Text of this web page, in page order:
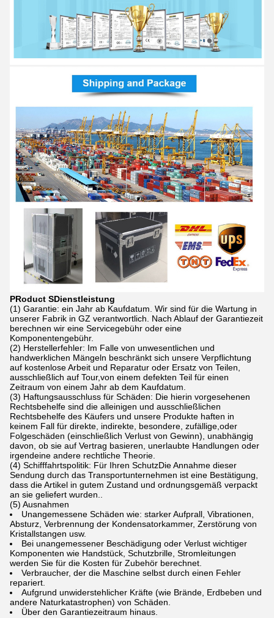
PRoduct SDienstleistung
(1) Garantie: ein Jahr ab Kaufdatum. Wir sind für die Wartung in
unserer Fabrik in GZ verantwortlich. Nach Ablauf der Garantiezeit
berechnen wir eine Servicegebühr oder eine
Komponentengebühr.
(2) Herstellerfehler: Im Falle von unwesentlichen und
handwerklichen Mängeln beschränkt sich unsere Verpflichtung
auf kostenlose Arbeit und Reparatur oder Ersatz von Teilen,
ausschließlich auf Tour,von einem defekten Teil für einen
Zeitraum von einem Jahr ab dem Kaufdatum.
(3) Haftungsausschluss für Schäden: Die hierin vorgesehenen
Rechtsbehelfe sind die alleinigen und ausschließlichen
Rechtsbehelfe des Käufers und unsere Produkte haften in
keinem Fall für direkte, indirekte, besondere, zufällige,oder
Folgeschäden (einschließlich Verlust von Gewinn), unabhängig
davon, ob sie auf Vertrag basieren, unerlaubte Handlungen oder
irgendeine andere rechtliche Theorie.
(4) Schifffahrtspolitik: Für Ihren SchutzDie Annahme dieser
Sendung durch das Transportunternehmen ist eine Bestätigung,
dass die Artikel in gutem Zustand und ordnungsgemäß verpackt
an sie geliefert wurden..
(5) Ausnahmen
Unangemessene Schäden wie: starker Aufprall, Vibrationen,
Absturz, Verbrennung der Kondensatorkammer, Zerstörung von
Kristallstangen usw.
Bei unangemessener Beschädigung oder Verlust wichtiger
Komponenten wie Handstück, Schutzbrille, Stromleitungen
werden Sie für die Kosten für Zubehör berechnet.
Verbraucher, der die Maschine selbst durch einen Fehler
repariert.
Aufgrund unwiderstehlicher Kräfte (wie Brände, Erdbeben und
andere Naturkatastrophen) von Schäden.
Über den Garantiezeitraum hinaus.